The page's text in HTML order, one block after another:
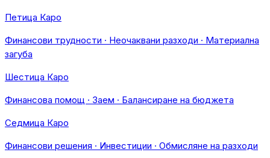
Петица Каро
Финансови трудности · Неочаквани разходи · Материална
загуба
Шестица Каро
Финансова помощ · Заем · Балансиране на бюджета
Седмица Каро
Финансови решения · Инвестиции · Обмисляне на разходи